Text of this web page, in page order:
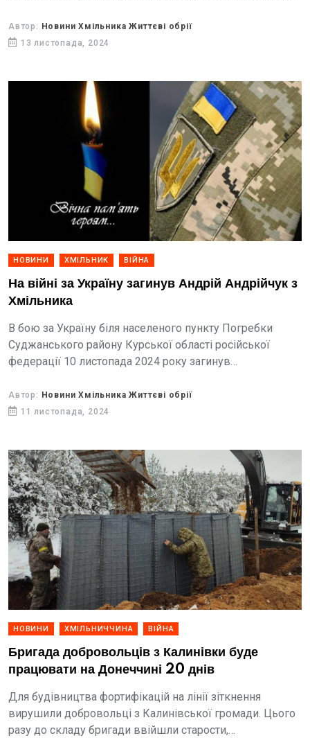
про...
Автор: Новини Хмільника Життєві обрії
13 листопада, 2024
НОВИНИ ХМІЛЬНИК ВІЙНА
На війні за Україну загинув Андрій Андрійчук з
Хмільника
В бою за Україну біля населеного пункту Погребки
Суджанського району Курської області російської
федерації 10 листопада 2024 року загинув
Автор: Новини Хмільника Життєві обрії
11 листопада, 2024
НОВИНИ ХМІЛЬНИЧЧИНА ВІЙНА
Бригада добровольців з Калинівки буде
працювати на Донеччині 20 днів
Для будівництва фортифікацій на лінії зіткнення
вирушили добровольці з Калинівської громади. Цього
разу до складу бригади ввійшли старости,